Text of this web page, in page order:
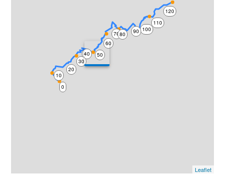
0
10
20
30
40 50
60
7080 90 100
110
120
Leaflet